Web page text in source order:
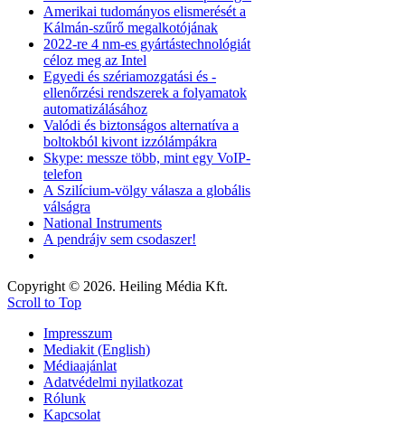
Amerikai tudományos elismerését a
Kálmán-szűrő megalkotójának
2022-re 4 nm-es gyártástechnológiát
céloz meg az Intel
Egyedi és szériamozgatási és -
ellenőrzési rendszerek a folyamatok
automatizálásához
Valódi és biztonságos alternatíva a
boltokból kivont izzólámpákra
Skype: messze több, mint egy VoIP-
telefon
A Szilícium-völgy válasza a globális
válságra
National Instruments
A pendrájv sem csodaszer!
Copyright © 2026. Heiling Média Kft.
Scroll to Top
Impresszum
Mediakit (English)
Médiaajánlat
Adatvédelmi nyilatkozat
Rólunk
Kapcsolat